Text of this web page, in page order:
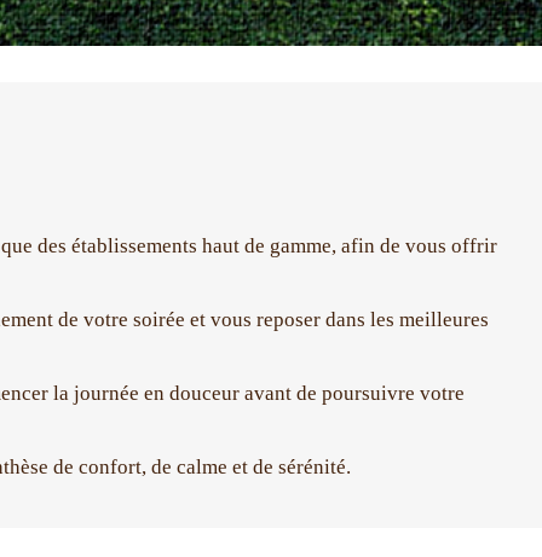
des établissements haut de gamme, afin de vous offrir
de votre soirée et vous reposer dans les meilleures
la journée en douceur avant de poursuivre votre
de confort, de calme et de sérénité.